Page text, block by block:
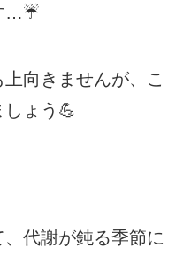
…☔
向きませんが、こ
ょう💪
代謝が鈍る季節に